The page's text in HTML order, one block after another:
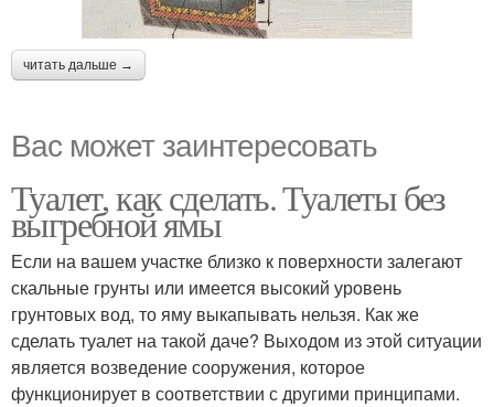
читать дальше →
Вас может заинтересовать
Туалет, как сделать. Туалеты без
выгребной ямы
Если на вашем участке близко к поверхности залегают
скальные грунты или имеется высокий уровень
грунтовых вод, то яму выкапывать нельзя. Как же
сделать туалет на такой даче? Выходом из этой ситуации
является возведение сооружения, которое
функционирует в соответствии с другими принципами.